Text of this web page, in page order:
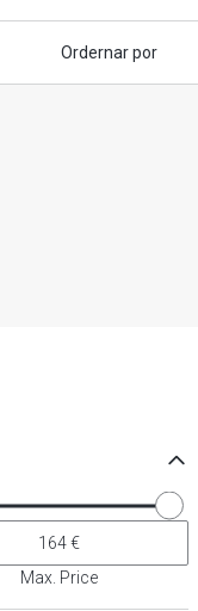
Ordernar por
Max. Price